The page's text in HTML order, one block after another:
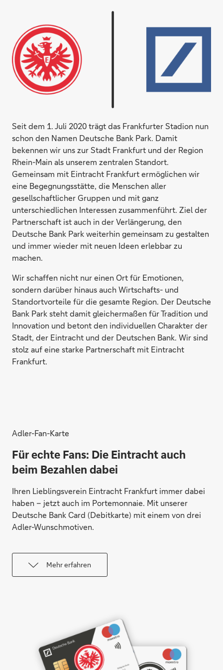
Seit dem 1. Juli 2020 trägt das Frankfurter Stadion nun
schon den Namen Deutsche Bank Park. Damit
bekennen wir uns zur Stadt Frankfurt und der Region
Rhein-Main als unserem zentralen Standort.
Gemeinsam mit Eintracht Frankfurt ermöglichen wir
eine Begegnungsstätte, die Menschen aller
gesellschaftlicher Gruppen und mit ganz
unterschiedlichen Interessen zusammenführt. Ziel der
Partnerschaft ist auch in der Verlängerung, den
Deutsche Bank Park weiterhin gemeinsam zu gestalten
und immer wieder mit neuen Ideen erlebbar zu
machen.
Wir schaffen nicht nur einen Ort für Emotionen,
sondern darüber hinaus auch Wirtschafts- und
Standortvorteile für die gesamte Region. Der Deutsche
Bank Park steht damit gleichermaßen für Tradition und
Innovation und betont den individuellen Charakter der
Stadt, der Eintracht und der Deutschen Bank. Wir sind
stolz auf eine starke Partnerschaft mit Eintracht
Frankfurt.
Adler-Fan-Karte
Für echte Fans: Die Eintracht auch
beim Bezahlen dabei
Ihren Lieblingsverein Eintracht Frankfurt immer dabei
haben – jetzt auch im Portemonnaie. Mit unserer
Deutsche Bank Card (Debitkarte) mit einem von drei
Adler-Wunschmotiven.
Mehr erfahren